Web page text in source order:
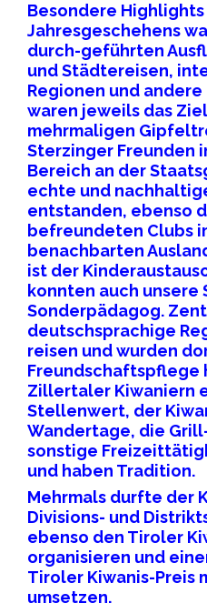
Besondere Highlights
Jahresgeschehens
durch-geführten
und Städtereisen,
Regionen und
waren jeweils das
mehrmaligen
Sterzinger Freunden
Bereich an der
echte und
entstanden, ebenso
befreundeten Clubs
benachbarten
ist der
konnten auch unsere
Sonderpädagog.
deutschsprachige
reisen und wurden
Freundschaftspflege
Zillertaler Kiwaniern
Stellenwert, der
Wandertage, die
sonstige
und haben Tradition.
Mehrmals durfte der
Divisions- und
ebenso den Tiroler
organisieren und
Tiroler Kiwanis-Preis
umsetzen.